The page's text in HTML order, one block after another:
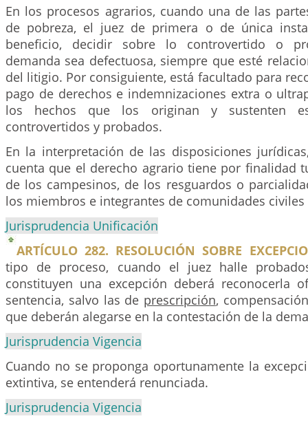
En los procesos agrarios, cuando una de las
de pobreza, el juez de primera o de única
beneficio, decidir sobre lo controvertido o
demanda sea defectuosa, siempre que esté
del litigio. Por consiguiente, está facultado para
pago de derechos e indemnizaciones extra o
los hechos que los originan y sustenten
controvertidos y probados.
En la interpretación de las disposiciones
cuenta que el derecho agrario tiene por finalidad
de los campesinos, de los resguardos o
los miembros e integrantes de comunidades
Jurisprudencia Unificación
ARTÍCULO 282. RESOLUCIÓN SOBRE
tipo de proceso, cuando el juez halle
constituyen una excepción deberá reconocerla
sentencia, salvo las de prescripción,
que deberán alegarse en la contestación de la
Jurisprudencia Vigencia
Cuando no se proponga oportunamente la
extintiva, se entenderá renunciada.
Jurisprudencia Vigencia